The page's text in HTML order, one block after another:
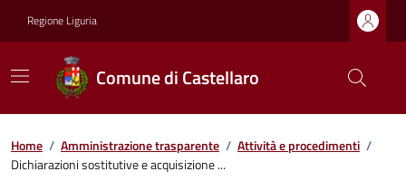
Regione Liguria
Comune di Castellaro
Home / Amministrazione trasparente / Attività e procedimenti /
Dichiarazioni sostitutive e acquisizione ...